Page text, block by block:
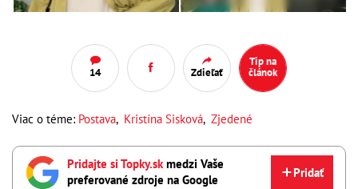
14 Zdieľať
Tip na
článok
Viac o téme: Postava, Kristína Sisková, Zjedené
Pridajte si Topky.skmedzi Vaše
preferované zdroje na Google
Pridať